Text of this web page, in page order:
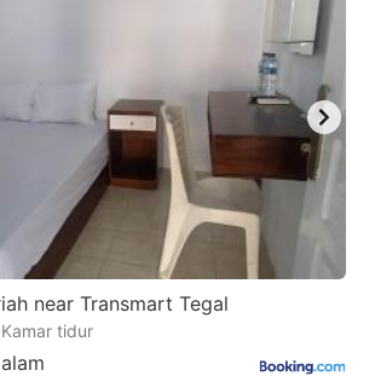
near Transmart Tegal
Kamar tidur